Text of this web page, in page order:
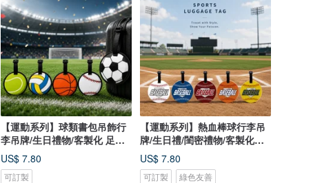
【運動系列】球類書包吊飾行
李吊牌/生日禮物/客製化 足球
棒球
US$ 7.80
可訂製
【運動系列】熱血棒球行李吊
牌/生日禮/閨密禮物/客製化禮
物
US$ 7.80
可訂製 綠色友善